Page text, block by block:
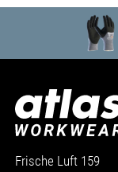
Frische Luft 159